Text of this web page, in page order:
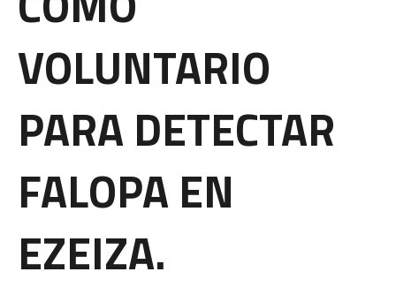
VOLUNTARIO
PARA DETECTAR
FALOPA EN
EZEIZA.